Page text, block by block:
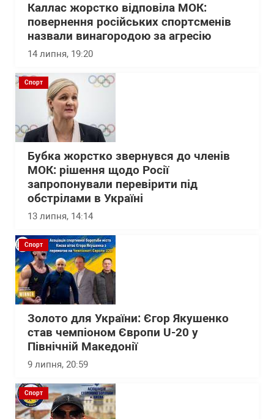
Каллас жорстко відповіла МОК:
повернення російських спортсменів
назвали винагородою за агресію
14 липня, 19:20
Спорт
Бубка жорстко звернувся до членів
МОК: рішення щодо Росії
запропонували перевірити під
обстрілами в Україні
13 липня, 14:14
Спорт
Золото для України: Єгор Якушенко
став чемпіоном Європи U-20 у
Північній Македонії
9 липня, 20:59
Спорт